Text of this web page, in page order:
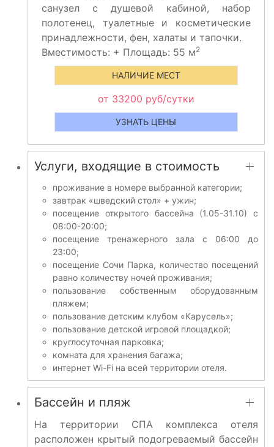
санузел с душевой кабиной, набор
полотенец, туалетные и косметические
принадлежности, фен, халаты и тапочки.
Вместимость: + Площадь: 55 м2
НАЛИЧИЕ МЕСТ
от 33200 руб/сутки
УЗНАТЬ ЦЕНЫ
Услуги, входящие в стоимость
проживание в номере выбранной категории;
завтрак «шведский стол» + ужин;
посещение открытого бассейна (1.05-31.10) с
08:00-20:00;
посещение тренажерного зала с 06:00 до
23:00;
посещение Сочи Парка, количество посещений
равно количеству ночей проживания;
пользование собственным оборудованным
пляжем;
пользование детским клубом «Карусель»;
пользование детской игровой площадкой;
круглосуточная парковка;
комната для хранения багажа;
интернет Wi-Fi на всей территории отеля.
Бассейн и пляж
На территории СПА комплекса отеля
расположен крытый подогреваемый бассейн